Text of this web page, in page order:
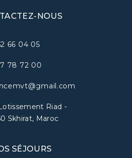
NOUS
66 04 05
78 72 00
Riad -
Skhirat, Maroc
SÉJOURS